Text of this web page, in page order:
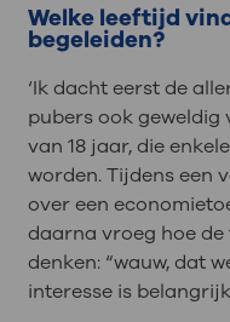
Welke leeftijd
begeleiden?
‘Ik dacht eerst de
pubers ook geweldig
van 18 jaar, die
worden. Tijdens een
over een
daarna vroeg hoe de
denken: “wauw, dat
interesse is